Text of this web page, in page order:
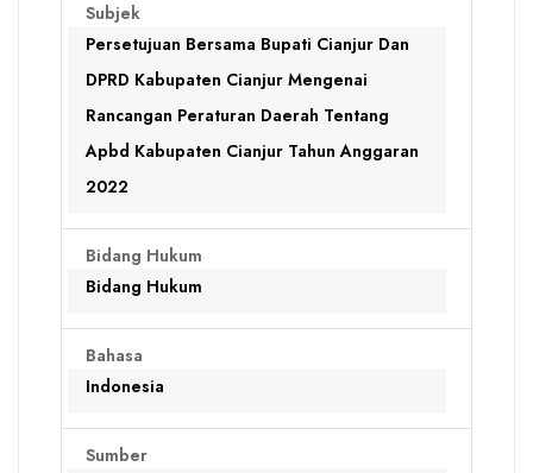
Subjek
Persetujuan Bersama Bupati Cianjur Dan
DPRD Kabupaten Cianjur Mengenai
Rancangan Peraturan Daerah Tentang
Apbd Kabupaten Cianjur Tahun Anggaran
2022
Bidang Hukum
Bidang Hukum
Bahasa
Indonesia
Sumber